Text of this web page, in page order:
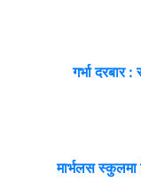
गर्भा दरबार
मार्भलस स्कुलमा